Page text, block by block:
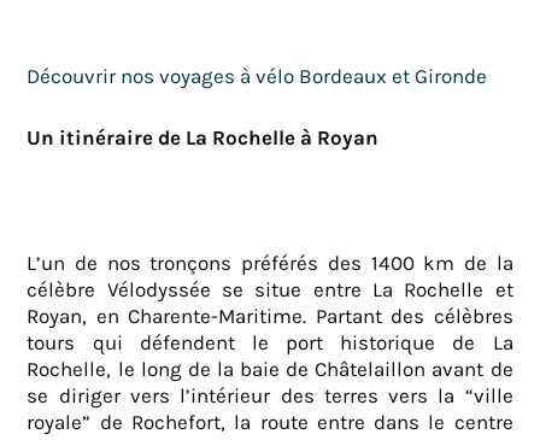
Découvrir nos voyages à vélo Bordeaux et Gironde
Un itinéraire de La Rochelle à Royan
L’un de nos tronçons préférés des 1400 km de la
célèbre Vélodyssée se situe entre La Rochelle et
Royan, en Charente-Maritime. Partant des célèbres
tours qui défendent le port historique de La
Rochelle, le long de la baie de Châtelaillon avant de
se diriger vers l’intérieur des terres vers la “ville
royale” de Rochefort, la route entre dans le centre